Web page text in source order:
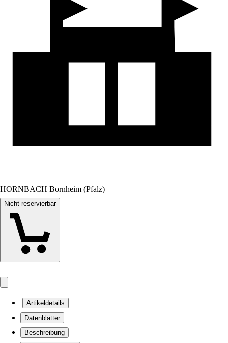
HORNBACH Bornheim (Pfalz)
Nicht reservierbar
Artikeldetails
Datenblätter
Beschreibung